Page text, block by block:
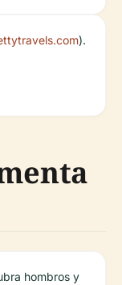
).
hombros y